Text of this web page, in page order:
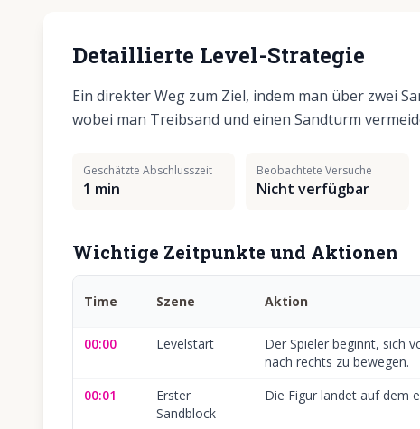
Detaillierte Level-Strategie
Ein direkter Weg zum Ziel, indem man über zwei
wobei man Treibsand und einen Sandturm
Geschätzte Abschlusszeit
1 min
Beobachtete Versuche
Nicht verfügbar
Wichtige Zeitpunkte und Aktionen
Time Szene Aktion
00:00 Levelstart
Der Spieler beginnt, sich
nach rechts zu bewegen.
00:01
Erster
Sandblock
Die Figur landet auf dem